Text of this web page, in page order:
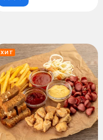
ХИТ